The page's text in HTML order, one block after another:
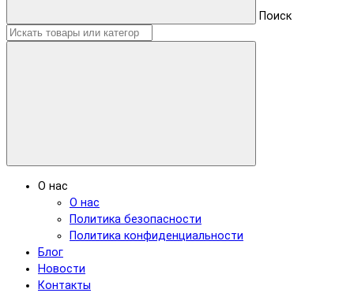
Поиск
О нас
О нас
Политика безопасности
Политика конфиденциальности
Блог
Новости
Контакты